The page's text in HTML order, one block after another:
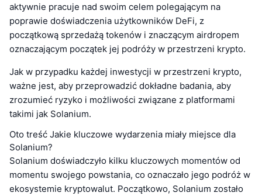
aktywnie pracuje nad swoim celem polegającym na
poprawie doświadczenia użytkowników DeFi, z
początkową sprzedażą tokenów i znaczącym airdropem
oznaczającym początek jej podróży w przestrzeni krypto.
Jak w przypadku każdej inwestycji w przestrzeni krypto,
ważne jest, aby przeprowadzić dokładne badania, aby
zrozumieć ryzyko i możliwości związane z platformami
takimi jak Solanium.
Oto treść Jakie kluczowe wydarzenia miały miejsce dla
Solanium?
Solanium doświadczyło kilku kluczowych momentów od
momentu swojego powstania, co oznaczało jego podróż w
ekosystemie kryptowalut. Początkowo, Solanium zostało